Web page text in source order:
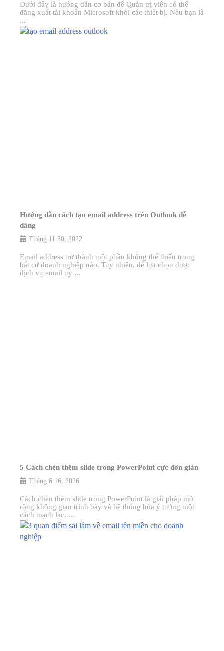
Dưới đây là hướng dẫn cơ bản để Quản trị viên có thể
đăng xuất tài khoản Microsoft khỏi các thiết bị. Nếu bạn là
...
Hướng dẫn cách tạo email address trên Outlook dễ
dàng
Tháng 11 30, 2022
Email address trở thành một phần không thể thiếu trong
bất cứ doanh nghiệp nào. Tuy nhiên, để lựa chọn được
dịch vụ email uy ...
5 Cách chèn thêm slide trong PowerPoint cực đơn giản
Tháng 6 16, 2026
Cách chèn thêm slide trong PowerPoint là giải pháp mở
rộng không gian trình bày và hệ thống hóa ý tưởng một
cách mạch lạc. ...